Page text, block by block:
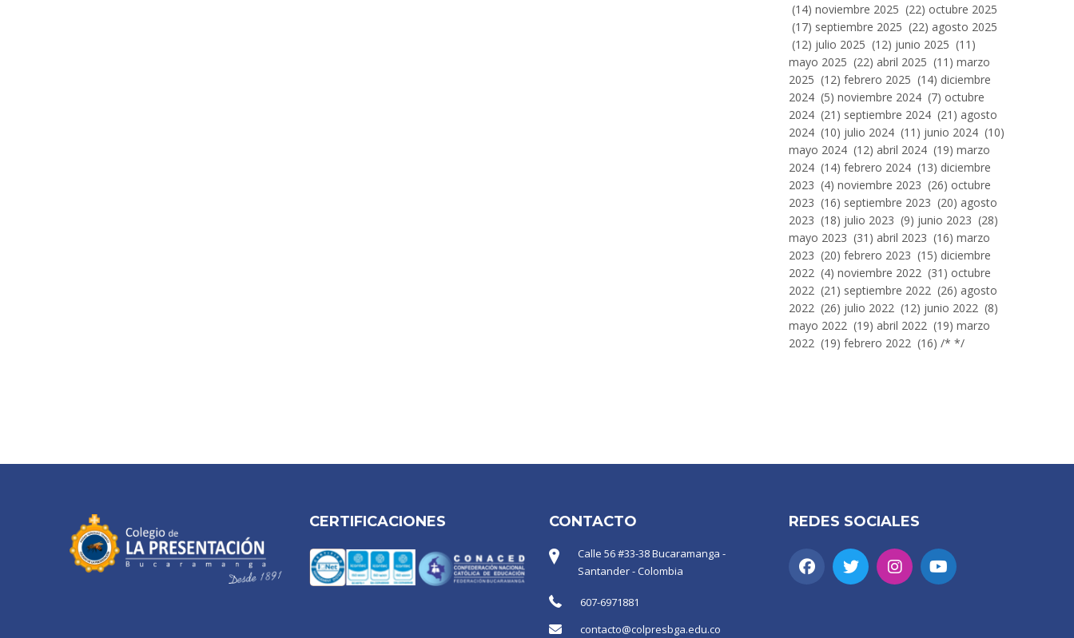
(14) noviembre 2025 (22) octubre 2025
(17) septiembre 2025 (22) agosto 2025
(12) julio 2025 (12) junio 2025 (11)
mayo 2025 (22) abril 2025 (11) marzo
2025 (12) febrero 2025 (14) diciembre
2024 (5) noviembre 2024 (7) octubre
2024 (21) septiembre 2024 (21) agosto
2024 (10) julio 2024 (11) junio 2024 (10)
mayo 2024 (12) abril 2024 (19) marzo
2024 (14) febrero 2024 (13) diciembre
2023 (4) noviembre 2023 (26) octubre
2023 (16) septiembre 2023 (20) agosto
2023 (18) julio 2023 (9) junio 2023 (28)
mayo 2023 (31) abril 2023 (16) marzo
2023 (20) febrero 2023 (15) diciembre
2022 (4) noviembre 2022 (31) octubre
2022 (21) septiembre 2022 (26) agosto
2022 (26) julio 2022 (12) junio 2022 (8)
mayo 2022 (19) abril 2022 (19) marzo
2022 (19) febrero 2022 (16) /* */
CERTIFICACIONES CONTACTO
Calle 56 #33-38 Bucaramanga -
Santander - Colombia
607-6971881
contacto@colpresbga.edu.co
REDES SOCIALES